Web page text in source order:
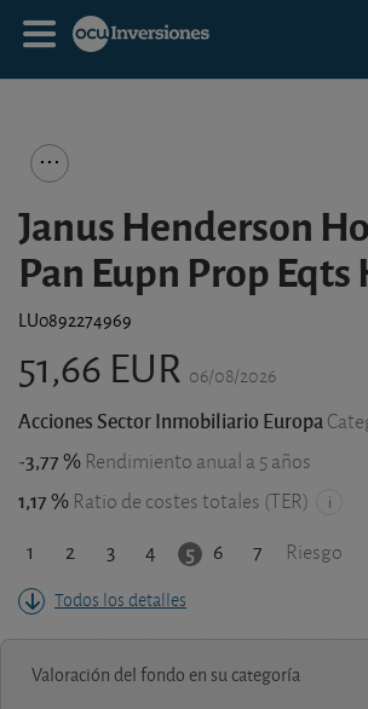
Janus Henderson
Pan Eupn Prop Eqts
LU0892274969
51,66 EUR 06/08/2026
Acciones Sector Inmobiliario Europa
-3,77 % Rendimiento anual a 5 años
1,17 % Ratio de costes totales (TER)
1 2 3 4 5 6 7 Riesgo
Todos los detalles
Valoración del fondo en su categoría